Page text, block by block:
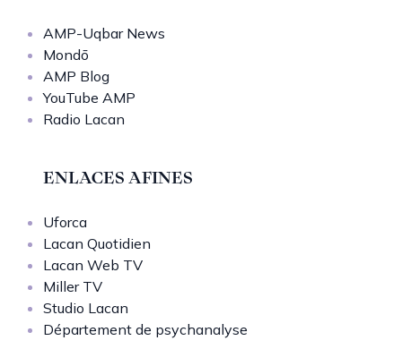
AMP-Uqbar News
Mondō
AMP Blog
YouTube AMP
Radio Lacan
ENLACES AFINES
Uforca
Lacan Quotidien
Lacan Web TV
Miller TV
Studio Lacan
Département de psychanalyse